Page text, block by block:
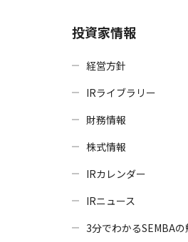
投資家情報
経営方針
IRライブラリー
財務情報
株式情報
IRカレンダー
IRニュース
3分でわかるSEMBAの